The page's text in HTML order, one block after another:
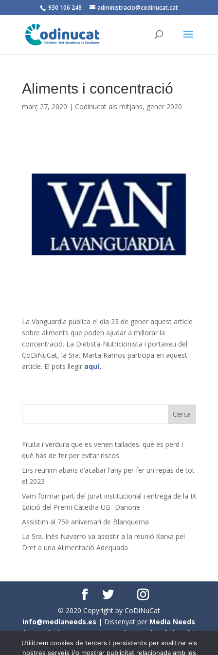
930 106 248 administracio@codinucat.cat
Aliments i concentració
març 27, 2020 | Codinucat als mitjans, gener 2020
La Vanguardia publica el dia 23 de gener aquest article
sobre aliments que poden ajudar a millorar la
concentració. La Dietista-Nutricionista i portaveu del
CoDiNuCat, la Sra. Marta Ramos participa en aquest
article. El pots llegir aquí.
Fruita i verdura que es venen tallades: què es perd i
què has de fer per evitar riscos
Ens reunim abans d’acabar l’any per fer un repàs de tot
el 2023
Vam formar part del Jurat institucional i entrega de la IX
Edició del Premi Càtedra UB- Danone
Assistim al 75è aniversari de Blanquerna
La Sra. Inés Navarro va assistir a la reunió Xarxa pel
Dret a una Alimentació Adequada
© 2020 Copyright by CoDiNuCat
info@medianeeds.es | Dissenyat per Media Needs
| Tots els drets reservats aCoDiNuCat |Avís legal|
Avís per cookies
Utilitzem cookies de tercers i persistents per analitzar els
nostres serveis i/o mostrar publicitat relacionada amb les